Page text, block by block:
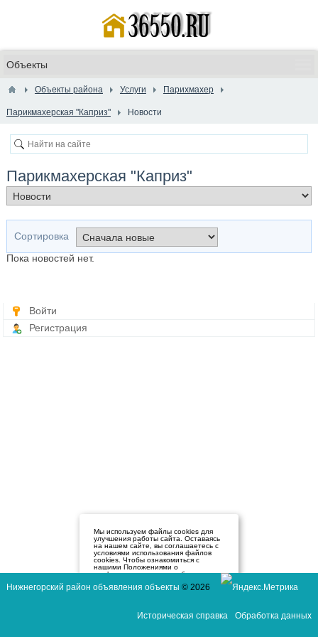
Объекты района Услуги Парихмахер
Парикмахерская "Каприз" Новости
Парикмахерская "Каприз"
Сортировка
Пока новостей нет.
Войти
Регистрация
Мы используем файлы cookies для
улучшения работы сайта. Оставаясь
на нашем сайте, вы соглашаетесь с
условиями использования файлов
cookies. Чтобы ознакомиться с
нашими Положениями о
конфиденциальности и об
нажмите здесь.
Нижнегорский район объявления объекты © 2026
Историческая справка Обработка данных